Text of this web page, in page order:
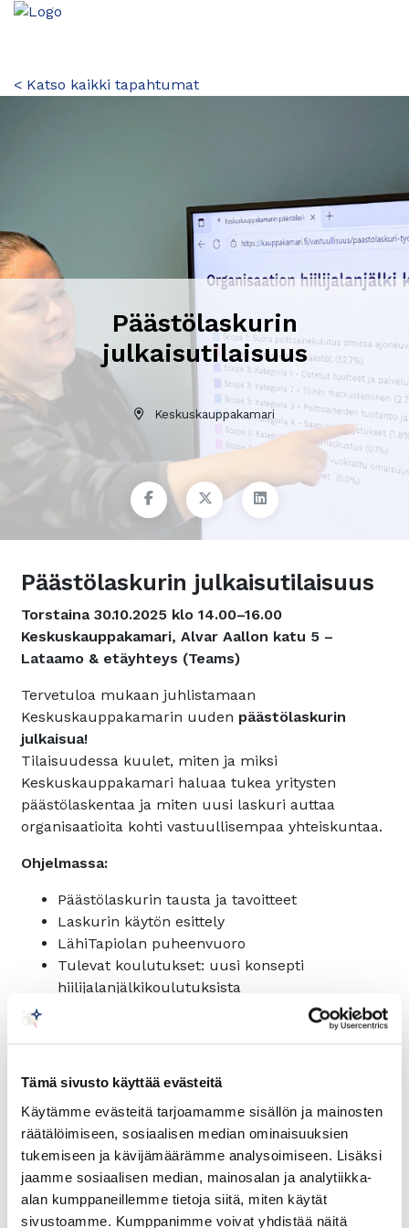
Tämä sivusto käyttää evästeitä
Käytämme evästeitä tarjoamamme sisällön ja mainosten
räätälöimiseen, sosiaalisen median ominaisuuksien
tukemiseen ja kävijämäärämme analysoimiseen. Lisäksi
jaamme sosiaalisen median, mainosalan ja analytiikka-
alan kumppaneillemme tietoja siitä, miten käytät
sivustoamme. Kumppanimme voivat yhdistää näitä
< Katso kaikki tapahtumat
Päästölaskurin
julkaisutilaisuus
Keskuskauppakamari
Päästölaskurin julkaisutilaisuus
Torstaina 30.10.2025 klo 14.00–16.00
Keskuskauppakamari, Alvar Aallon katu 5 –
Lataamo & etäyhteys (Teams)
Tervetuloa mukaan juhlistamaan
Keskuskauppakamarin uuden päästölaskurin
julkaisua!
Tilaisuudessa kuulet, miten ja miksi
Keskuskauppakamari haluaa tukea yritysten
päästölaskentaa ja miten uusi laskuri auttaa
organisaatioita kohti vastuullisempaa yhteiskuntaa.
Ohjelmassa:
Päästölaskurin tausta ja tavoitteet
Laskurin käytön esittely
LähiTapiolan puheenvuoro
Tulevat koulutukset: uusi konsepti
hiilijalanjälkikoulutuksista
verkostoitumaan ja nostamaan malja uudelle
laskurille. Julkaisun yhteydessä esitellään myös
Keskuskauppakamarin uusi
päästölaskentakoulutus,
jotka tarjoaa
käytännönläheistä oppia päästölaskennan
perusteista ja laskurin hyödyntämisestä.